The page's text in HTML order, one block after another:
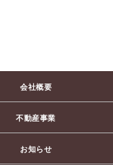
会社概要
不動産事業
お知らせ